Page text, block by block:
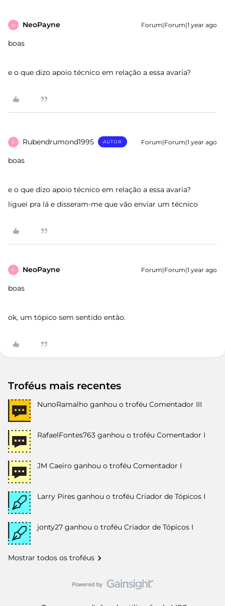
N NeoPayne Forum|Forum|1 year ago
boas
e o que dizo apoio técnico em relação a essa avaria?
R Rubendrumond1995 AUTOR Forum|Forum|1 year ago
boas
e o que dizo apoio técnico em relação a essa avaria?
liguei pra lá e disseram-me que vão enviar um técnico
N NeoPayne Forum|Forum|1 year ago
boas
ok, um tópico sem sentido então.
Troféus mais recentes
NunoRamalho ganhou o troféu Comentador III
RafaelFontes763 ganhou o troféu Comentador I
JM Caeiro ganhou o troféu Comentador I
Larry Pires ganhou o troféu Criador de Tópicos I
jonty27 ganhou o troféu Criador de Tópicos I
Mostrar todos os troféus